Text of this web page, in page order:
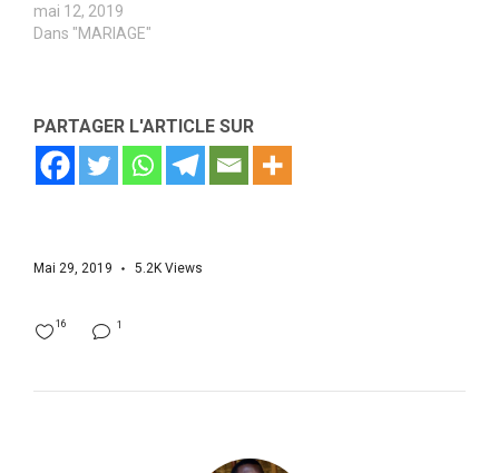
mai 12, 2019
Dans "MARIAGE"
PARTAGER L'ARTICLE SUR
Mai 29, 2019 5.2K Views
1
16